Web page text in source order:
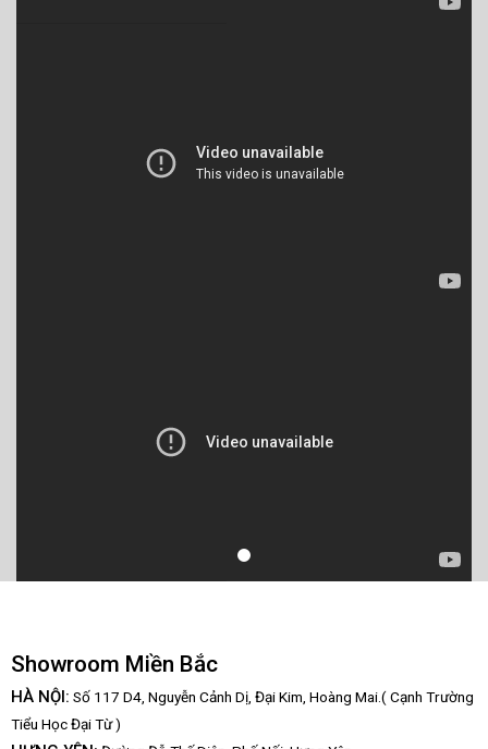
Showroom Miền Bắc
HÀ NỘI: Số 117 D4, Nguyễn Cảnh Dị, Đại Kim, Hoàng Mai.( Cạnh Trường
Tiểu Học Đại Từ )